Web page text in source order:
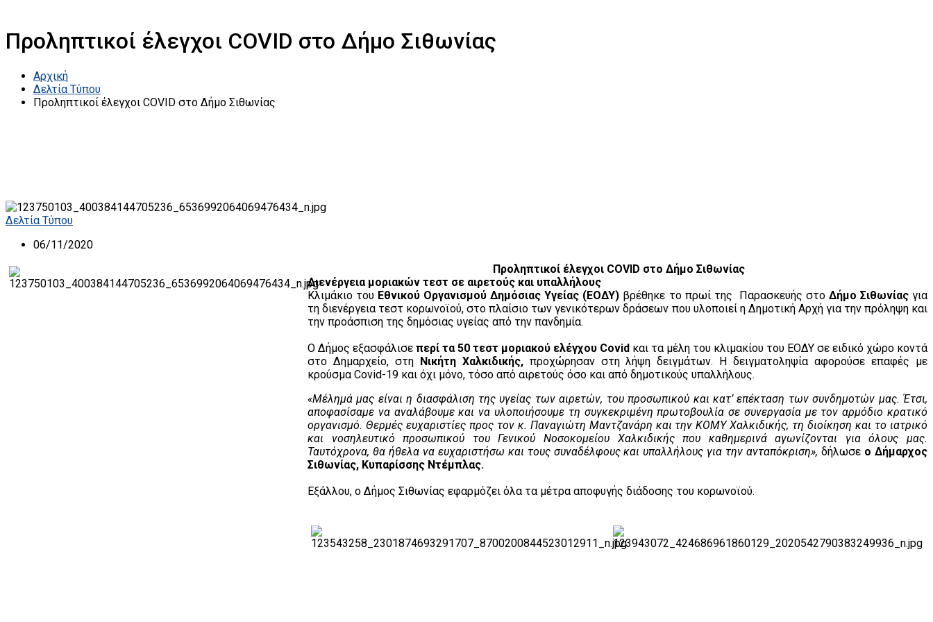
Προληπτικοί έλεγχοι COVID στο Δήμο Σιθωνίας
Αρχική
Δελτία Τύπου
Προληπτικοί έλεγχοι COVID στο Δήμο Σιθωνίας
Δελτία Τύπου
06/11/2020
Προληπτικοί έλεγχοι COVID στο Δήμο Σιθωνίας
Διενέργεια μοριακών τεστ σε αιρετούς και υπαλλήλους
Κλιμάκιο του Εθνικού Οργανισμού Δημόσιας Υγείας (ΕΟΔΥ) βρέθηκε το πρωί της Παρασκευής στο Δήμο Σιθωνίαςγια
τη διενέργεια τεστ κορωνοϊού, στο πλαίσιο των γενικότερων δράσεων που υλοποιεί η Δημοτική Αρχή για την πρόληψη και
την προάσπιση της δημόσιας υγείας από την πανδημία.
Ο Δήμος εξασφάλισε περί τα 50 τεστ μοριακού ελέγχου Covid και τα μέλη του κλιμακίου του ΕΟΔΥ σε ειδικό χώρο κοντά
στο Δημαρχείο, στη Νικήτη Χαλκιδικής,προχώρησαν στη λήψη δειγμάτων. Η δειγματοληψία αφορούσε επαφές με
κρούσμα Covid-19 και όχι μόνο, τόσο από αιρετούς όσο και από δημοτικούς υπαλλήλους.
«Μέλημά μας είναι η διασφάλιση της υγείας των αιρετών, του προσωπικού και κατ’ επέκταση των συνδημοτών μας. Έτσι,
αποφασίσαμε να αναλάβουμε και να υλοποιήσουμε τη συγκεκριμένη πρωτοβουλία σε συνεργασία με τον αρμόδιο κρατικό
οργανισμό. Θερμές ευχαριστίες προς τον κ. Παναγιώτη Μαντζανάρη και την ΚΟΜΥ Χαλκιδικής, τη διοίκηση και το ιατρικό
και νοσηλευτικό προσωπικού του Γενικού Νοσοκομείου Χαλκιδικής που καθημερινά αγωνίζονται για όλους μας.
Ταυτόχρονα, θα ήθελα να ευχαριστήσω και τους συναδέλφους και υπαλλήλους για την ανταπόκριση», δήλωσε ο Δήμαρχος
Σιθωνίας, Κυπαρίσσης Ντέμπλας.
Εξάλλου, ο Δήμος Σιθωνίας εφαρμόζει όλα τα μέτρα αποφυγής διάδοσης του κορωνοϊού.